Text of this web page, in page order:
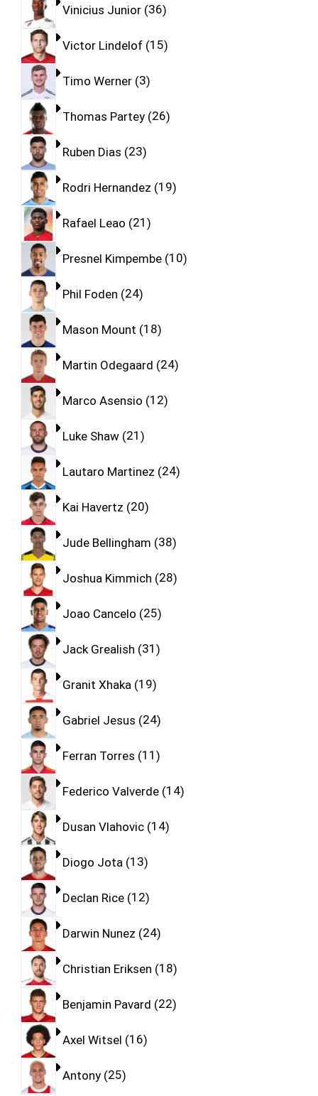
Vinicius Junior 36
Victor Lindelof 15
Timo Werner 3
Thomas Partey 26
Ruben Dias 23
Rodri Hernandez 19
Rafael Leao 21
Presnel Kimpembe 10
Phil Foden 24
Mason Mount 18
Martin Odegaard 24
Marco Asensio 12
Luke Shaw 21
Lautaro Martinez 24
Kai Havertz 20
Jude Bellingham 38
Joshua Kimmich 28
Joao Cancelo 25
Jack Grealish 31
Granit Xhaka 19
Gabriel Jesus 24
Ferran Torres 11
Federico Valverde 14
Dusan Vlahovic 14
Diogo Jota 13
Declan Rice 12
Darwin Nunez 24
Christian Eriksen 18
Benjamin Pavard 22
Axel Witsel 16
Antony 25